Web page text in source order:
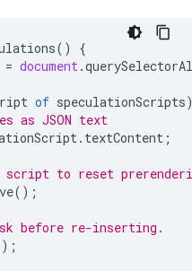
()
{
= document .
of speculationScripts
as JSON text
. textContent ;
script to reset
();
before re-inserting.